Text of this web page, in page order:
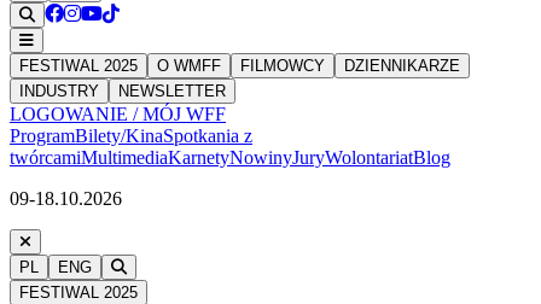
FESTIWAL 2025 O WMFF FILMOWCY
DZIENNIKARZE
INDUSTRY
NEWSLETTER
LOGOWANIE / MÓJ WFF
ProgramBilety/KinaSpotkania z
twórcamiMultimediaKarnetyNowinyJuryWolontariatBlog
09-18.10.2026
PL
ENG
FESTIWAL 2025